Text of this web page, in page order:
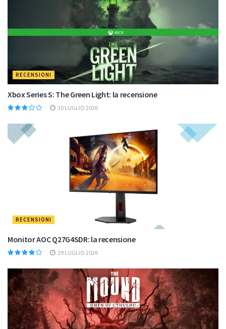
RECENSIONI
Xbox Series S: The Green Light: la recensione
30 LUGLIO 2026
RECENSIONI
Monitor AOC Q27G4SDR: la recensione
29 LUGLIO 2026